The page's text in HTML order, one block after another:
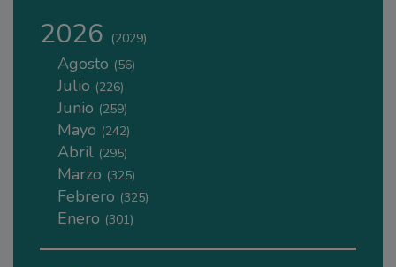
2026 (2029)
Agosto (56)
Julio (226)
Junio (259)
Mayo (242)
Abril (295)
Marzo (325)
Febrero (325)
Enero (301)